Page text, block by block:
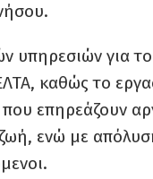
για το
καθώς το
που επηρεάζουν
ενώ με